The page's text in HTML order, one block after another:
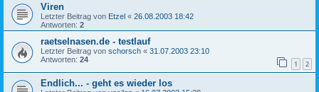
Viren
Letzter Beitrag von Etzel « 26.08.2003 18:42
Antworten: 2
raetselnasen.de - testlauf
Letzter Beitrag von schorsch « 31.07.2003 23:10
Antworten: 24 1 2
Endlich... - geht es wieder los